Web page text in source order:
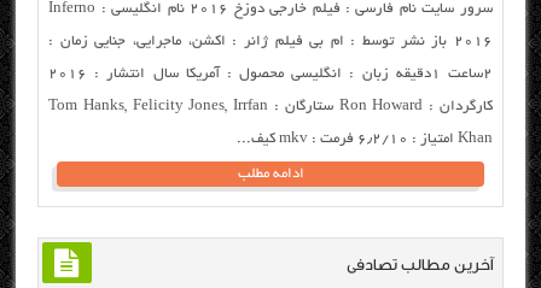
سرور سایت نام فارسی : فیلم خارجی دوزخ ۲۰۱۶ نام انگلیسی : Inferno
2016 باز نشر توسط : ام بی فیلم ژانر : اکشن، ماجرایی، جنایی زمان :
۲ساعت ۱دقیقه زبان : انگلیسی محصول : آمریکا سال انتشار : ۲۰۱۶
کارگردان : Ron Howard ستارگان : Tom Hanks, Felicity Jones, Irrfan
Khan امتیاز : ۶٫۲/۱۰ فرمت : mkv کیف...
ادامه مطلب
آخرین مطالب تصادفی